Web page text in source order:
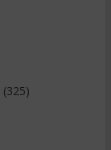
(325)